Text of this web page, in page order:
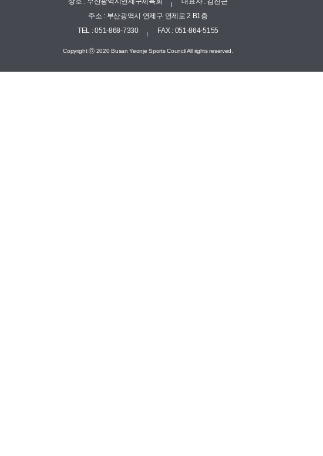
주소 : 부산광역시 연제구 연제로 2 B1층
TEL : 051-868-7330
FAX : 051-864-5155
Copyright ⓒ 2020 Busan Yeonje Sports Council All rights reserved.